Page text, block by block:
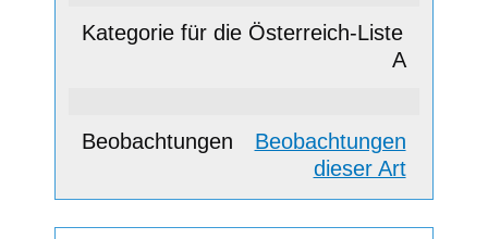
A
Beobachtungen
dieser Art